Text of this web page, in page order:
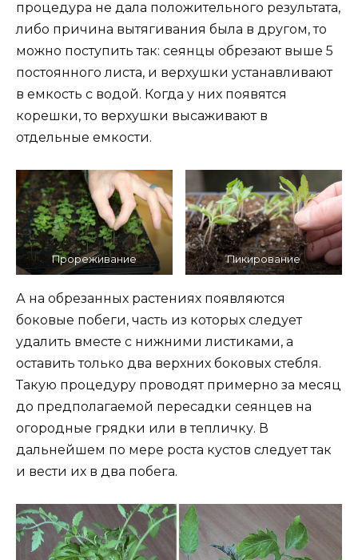
процедура не дала положительного результата,
либо причина вытягивания была в другом, то
можно поступить так: сеянцы обрезают выше 5
постоянного листа, и верхушки устанавливают
в емкость с водой. Когда у них появятся
корешки, то верхушки высаживают в
отдельные емкости.
Прореживание Пикирование
А на обрезанных растениях появляются
боковые побеги, часть из которых следует
удалить вместе с нижними листиками, а
оставить только два верхних боковых стебля.
Такую процедуру проводят примерно за месяц
до предполагаемой пересадки сеянцев на
огородные грядки или в тепличку. В
дальнейшем по мере роста кустов следует так
и вести их в два побега.